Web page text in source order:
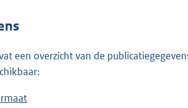
een overzicht van de